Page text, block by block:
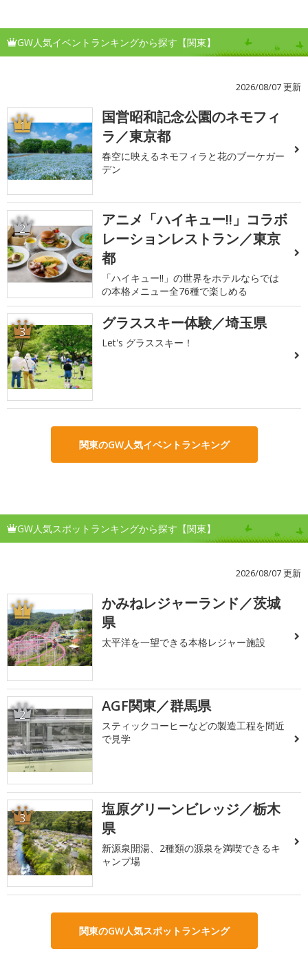
GW人気イベントランキングから探す【関東】
2026/08/07 更新
1
国営昭和記念公園のネモフィ
ラ／東京都
春空に映えるネモフィラと花のブーケガー
デン
2
アニメ「ハイキュー!!」コラボ
レーションレストラン／東京
都
「ハイキュー!!」の世界をホテルならでは
の本格メニュー全76種で楽しめる
3 グラススキー体験／埼玉県
Let's グラススキー！
関東のGW人気イベントランキング
GW人気スポットランキングから探す【関東】
2026/08/07 更新
1
かみねレジャーランド／茨城
県
太平洋を一望できる本格レジャー施設
2 AGF関東／群馬県
スティックコーヒーなどの製造工程を間近
で見学
3
塩原グリーンビレッジ／栃木
県
新源泉開湯、2種類の源泉を満喫できるキ
ャンプ場
関東のGW人気スポットランキング